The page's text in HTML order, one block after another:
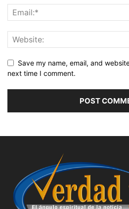
Save my name, email, and
next time I comment.